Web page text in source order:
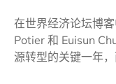
在世界经济论坛博
Potier 和 Euisun
源转型的关键一年